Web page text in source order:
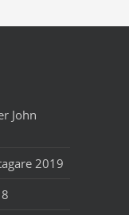
John
2019